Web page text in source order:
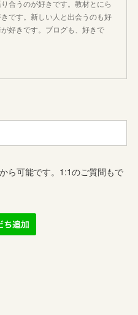
合うのが好きです。教材とにら
です。新しい人と出会うのも好
好きです。ブログも、好きで
ら可能です。1:1のご質問もで